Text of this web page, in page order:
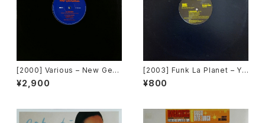
[2000] Various – New Gen
eration / Back To The "Dis
co" ~私もDiscoへ連れていっ
¥2,900
[2003] Funk La Planet – Yo
u Gave Me Love (Funk La
Planet 008) [Funk La Plane
¥800